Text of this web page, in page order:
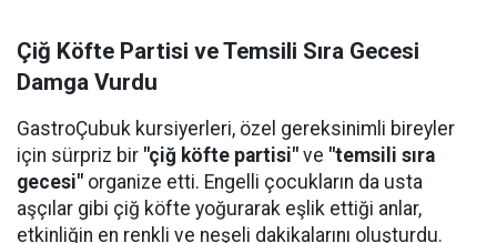
Çiğ Köfte Partisi ve Temsili Sıra Gecesi
Damga Vurdu
GastroÇubuk kursiyerleri, özel gereksinimli bireyler
için sürpriz bir "çiğ köfte partisi" ve "temsili sıra
gecesi" organize etti. Engelli çocukların da usta
aşçılar gibi çiğ köfte yoğurarak eşlik ettiği anlar,
etkinliğin en renkli ve neşeli dakikalarını oluşturdu.